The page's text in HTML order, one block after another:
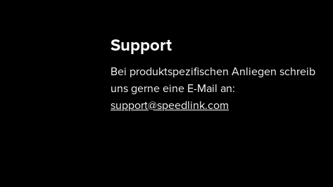
Support
Bei produktspezifischen Anliegen schreib
uns gerne eine E-Mail an:
support@speedlink.com